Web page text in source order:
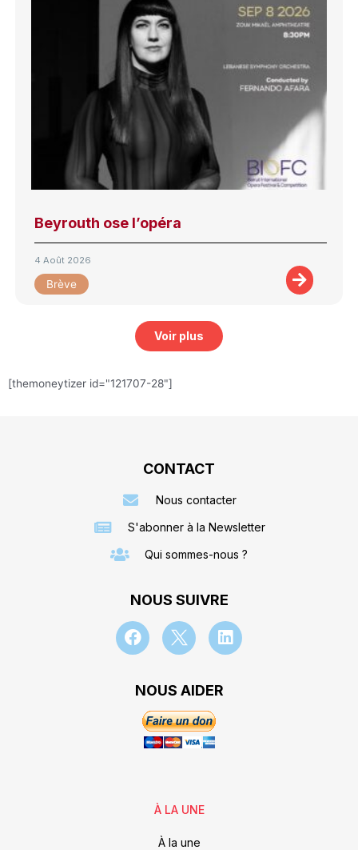
Beyrouth ose l’opéra
4 Août 2026
Brève
Voir plus
[themoneytizer id="121707-28"]
CONTACT
Nous contacter
S'abonner à la Newsletter
Qui sommes-nous ?
NOUS SUIVRE
NOUS AIDER
À LA UNE
À la une